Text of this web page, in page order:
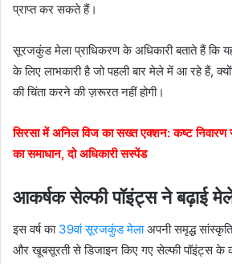
प्राप्त कर सकते हैं।
सूरजकुंड मेला प्राधिकरण के अधिकारी बताते हैं कि
के लिए लाभकारी है जो पहली बार मेले में आ रहे हैं,
की चिंता करने की ज़रूरत नहीं होगी।
सिरसा में अनिल विज का सख्त एक्शन: कष्ट निवारण
का समाधान, दो अधिकारी सस्पेंड
आकर्षक सेल्फी पॉइंट्स ने बढ़ाई
इस वर्ष का 39वां सूरजकुंड मेलाअपनी समृद्ध
और खूबसूरती से डिजाइन किए गए सेल्फी पॉइंट्स के